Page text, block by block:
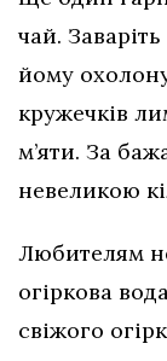
чай.
йому
кружечків
м’яти. За
невеликою
Любителям
огіркова
свіжого